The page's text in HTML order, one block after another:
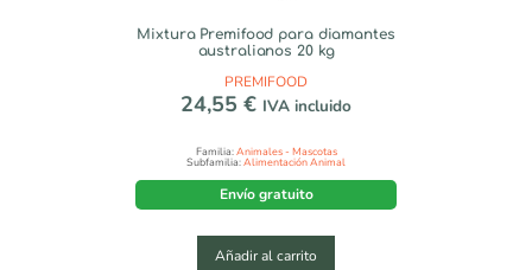
Mixtura Premifood para diamantes
australianos 20 kg
PREMIFOOD
24,55 € IVA incluido
Familia:Animales - Mascotas
Subfamilia:Alimentación Animal
Envío gratuito
Añadir al carrito